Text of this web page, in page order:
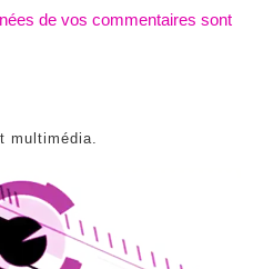
de vos commentaires sont
multimédia.